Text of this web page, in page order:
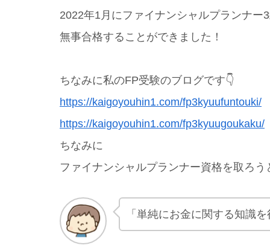
2022年1月にファイナンシャルプランナー
無事合格することができました！
ちなみに私のFP受験のブログです👇
https://kaigoyouhin1.com/fp3kyuufuntouki/
https://kaigoyouhin1.com/fp3kyuugoukaku/
ちなみに
ファイナンシャルプランナー資格を取ろ
「単純にお金に関する知識